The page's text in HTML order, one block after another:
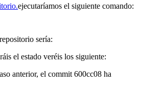
ejecutaríamos el siguiente comando:
sería:
el estado veréis los siguiente:
anterior, el commit 600cc08 ha